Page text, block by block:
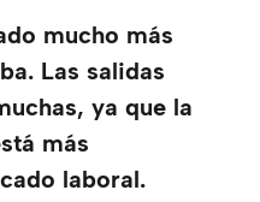
mucho más
Las salidas
ya que la
más
laboral.